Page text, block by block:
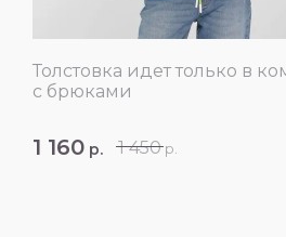
Толстовка идет только в
с брюками
1 450 р.
1 160 р.